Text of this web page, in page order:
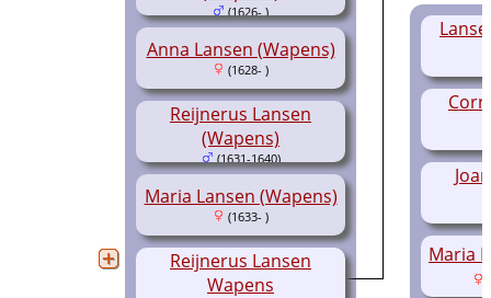
(1626- )
Anna Lansen (Wapens)
(1628- )
Reijnerus Lansen
(Wapens)
(1631-1640)
Maria Lansen (Wapens)
(1633- )
Reijnerus Lansen
Wapens
Maria